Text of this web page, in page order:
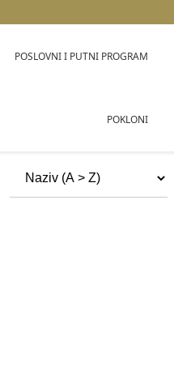
POSLOVNI I PUTNI PROGRAM
POKLONI